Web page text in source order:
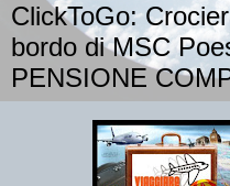
ClickToGo:
bordo di MSC
PENSIONE